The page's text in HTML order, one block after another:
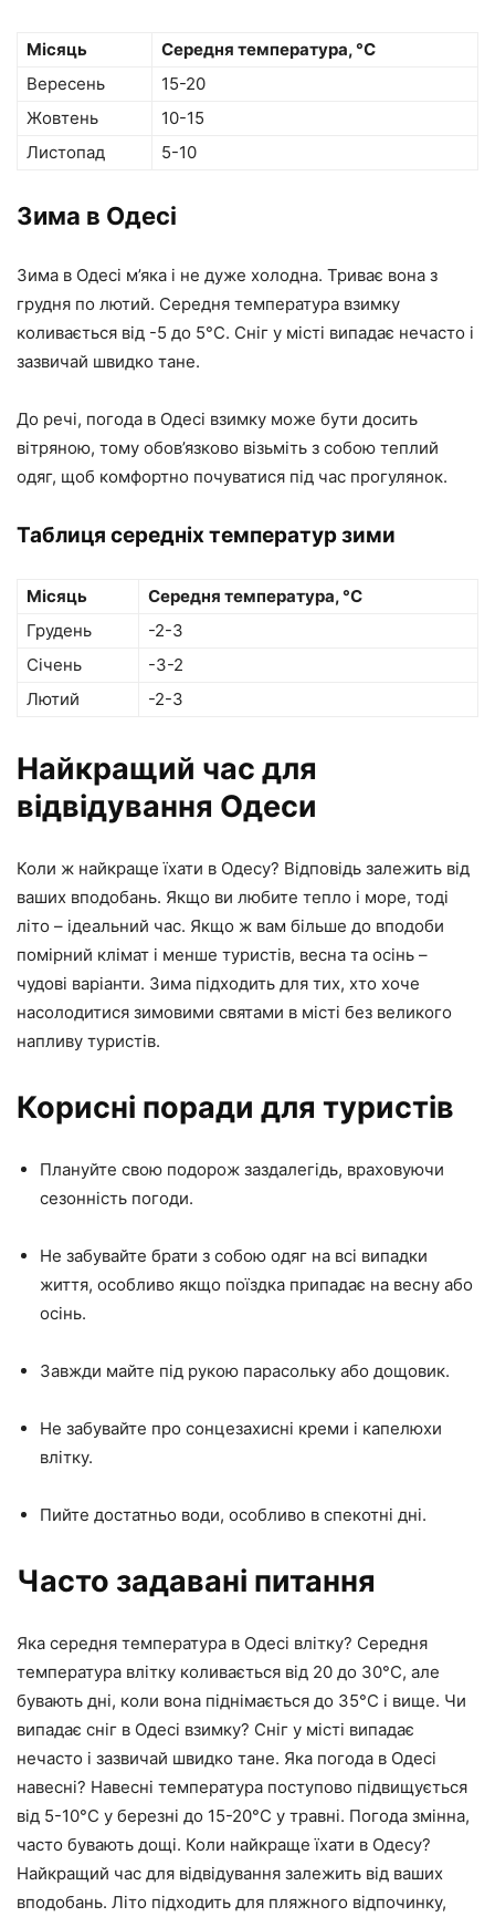
Місяць
Середня температура, °C
Вересень
15-20
Жовтень
10-15
Листопад
5-10
Зима в Одесі
Зима в Одесі м’яка і не дуже холодна. Триває вона з
грудня по лютий. Середня температура взимку
коливається від -5 до 5°C. Сніг у місті випадає нечасто і
зазвичай швидко тане.
До речі, погода в Одесі взимку може бути досить
вітряною, тому обов’язково візьміть з собою теплий
одяг, щоб комфортно почуватися під час прогулянок.
Таблиця середніх температур зими
Місяць
Середня температура, °C
Грудень
-2-3
Січень
-3-2
Лютий
-2-3
Найкращий час для
відвідування Одеси
Коли ж найкраще їхати в Одесу? Відповідь залежить від
ваших вподобань. Якщо ви любите тепло і море, тоді
літо – ідеальний час. Якщо ж вам більше до вподоби
помірний клімат і менше туристів, весна та осінь –
чудові варіанти. Зима підходить для тих, хто хоче
насолодитися зимовими святами в місті без великого
напливу туристів.
Корисні поради для туристів
Плануйте свою подорож заздалегідь, враховуючи
сезонність погоди.
Не забувайте брати з собою одяг на всі випадки
життя, особливо якщо поїздка припадає на весну або
осінь.
Завжди майте під рукою парасольку або дощовик.
Не забувайте про сонцезахисні креми і капелюхи
влітку.
Пийте достатньо води, особливо в спекотні дні.
Часто задавані питання
Яка середня температура в Одесі влітку? Середня
температура влітку коливається від 20 до 30°C, але
бувають дні, коли вона піднімається до 35°C і вище. Чи
випадає сніг в Одесі взимку? Сніг у місті випадає
нечасто і зазвичай швидко тане. Яка погода в Одесі
навесні? Навесні температура поступово підвищується
від 5-10°C у березні до 15-20°C у травні. Погода змінна,
часто бувають дощі. Коли найкраще їхати в Одесу?
Найкращий час для відвідування залежить від ваших
вподобань. Літо підходить для пляжного відпочинку,